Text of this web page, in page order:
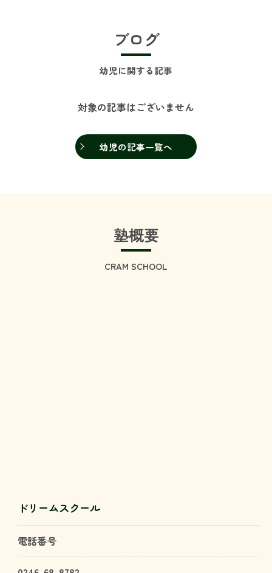
ブログ
幼児に関する記事
対象の記事はございません
幼児の記事一覧へ
塾概要
CRAM SCHOOL
ドリームスクール
電話番号